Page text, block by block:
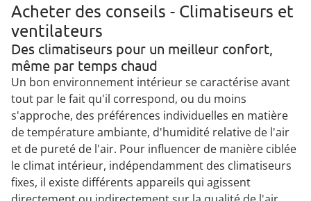
Acheter des conseils - Climatiseurs et
ventilateurs
Des climatiseurs pour un meilleur confort,
même par temps chaud
Un bon environnement intérieur se caractérise avant
tout par le fait qu'il correspond, ou du moins
s'approche, des préférences individuelles en matière
de température ambiante, d'humidité relative de l'air
et de pureté de l'air. Pour influencer de manière ciblée
le climat intérieur, indépendamment des climatiseurs
fixes, il existe différents appareils qui agissent